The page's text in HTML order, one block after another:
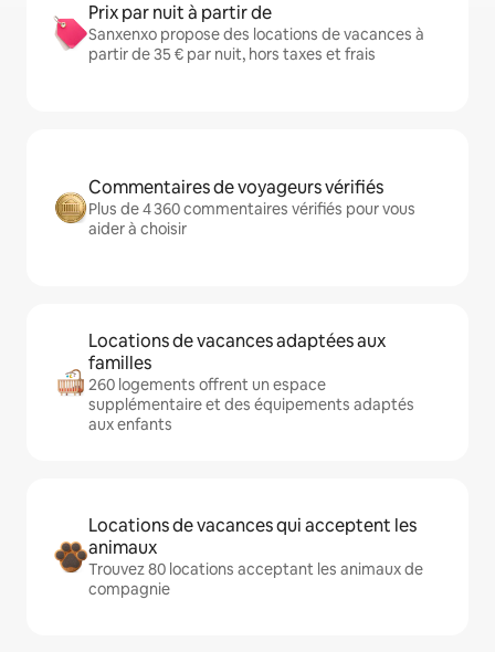
Prix par nuit à partir de
Sanxenxo propose des locations de vacances à
partir de 35 € par nuit, hors taxes et frais
Commentaires de voyageurs vérifiés
Plus de 4 360 commentaires vérifiés pour vous
aider à choisir
Locations de vacances adaptées aux
familles
260 logements offrent un espace
supplémentaire et des équipements adaptés
aux enfants
Locations de vacances qui acceptent les
animaux
Trouvez 80 locations acceptant les animaux de
compagnie